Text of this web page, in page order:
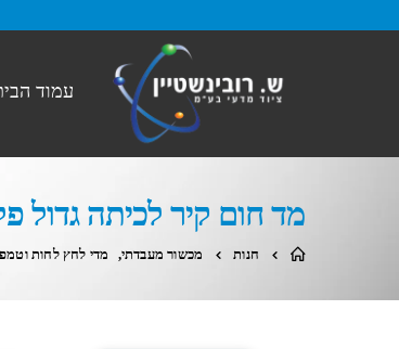
עמוד
מד חום קיר לכיתה גדול
חנות מכשור מעבדתי, מדי לחץ לחות